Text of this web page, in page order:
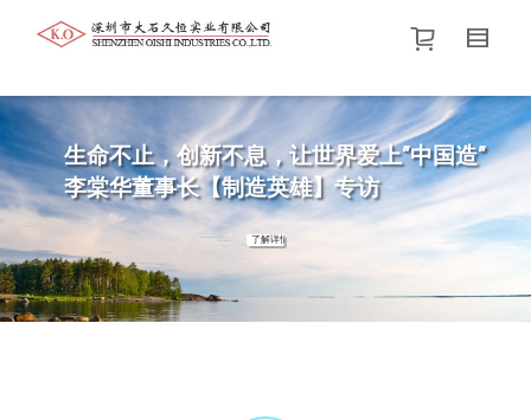
帮我查找新的衬衫尺码
价格介于
默认品牌
查找产品！
生命不止，创新不息，让世界爱上”中国造”
李棠华董事长【制造英雄】专访
了解详情